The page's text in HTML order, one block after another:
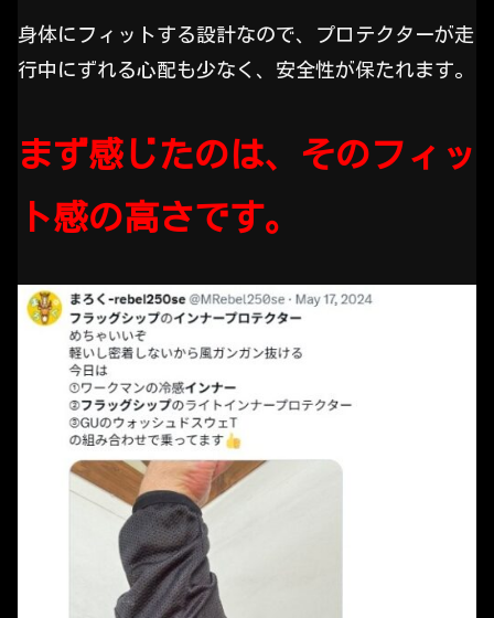
身体にフィットする設計なので、プロテクターが走
行中にずれる心配も少なく、安全性が保たれます。
まず感じたのは、そのフィッ
ト感の高さです。